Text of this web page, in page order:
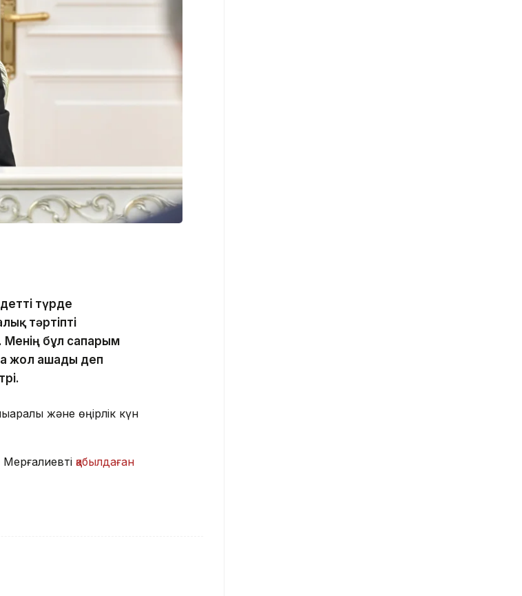
түрде
тәртіпті
Менің бұл сапарым
жол ашады деп
және өңірлік күн
қабылдаған